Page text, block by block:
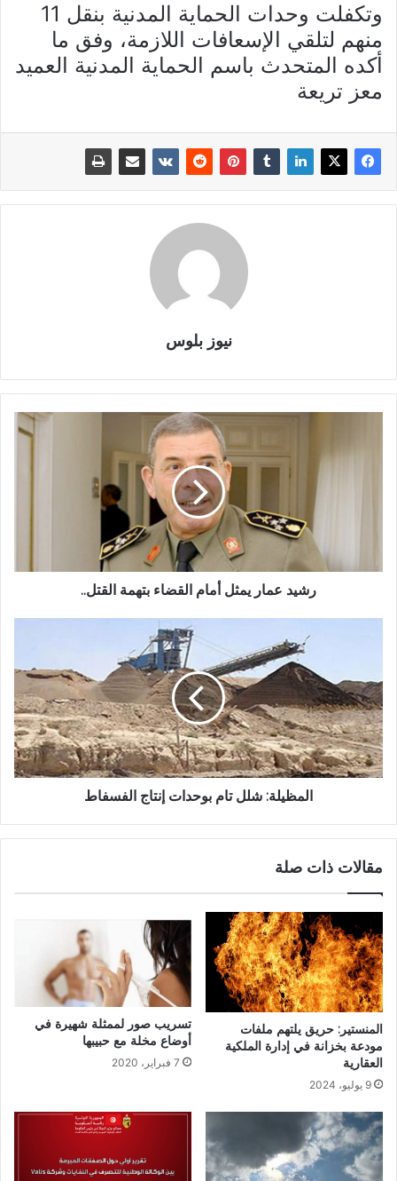
وتكفلت وحدات الحماية المدنية بنقل 11
منهم لتلقي الإسعافات اللازمة، وفق ما
أكده المتحدث باسم الحماية المدنية العميد
معز تريعة
نيوز بلوس
رشيد عمار يمثل أمام القضاء بتهمة القتل..
المظيلة: شلل تام بوحدات إنتاج الفسفاط
مقالات ذات صلة
المنستير: حريق يلتهم ملفات
مودعة بخزانة في إدارة الملكية
العقارية
9 يوليو، 2024
تسريب صور لممثلة شهيرة في
أوضاع مخلة مع حبيبها
7 فبراير، 2020